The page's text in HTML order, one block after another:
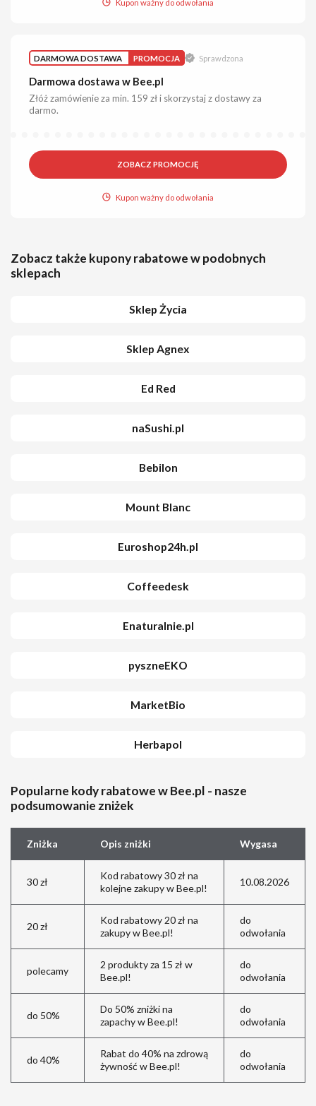
Kupon ważny do odwołania
DARMOWA DOSTAWA PROMOCJA Sprawdzona
Darmowa dostawa w Bee.pl
Złóż zamówienie za min. 159 zł i skorzystaj z dostawy za
darmo.
ZOBACZ PROMOCJĘ
Kupon ważny do odwołania
Zobacz także kupony rabatowe w podobnych
sklepach
Sklep Życia
Sklep Agnex
Ed Red
naSushi.pl
Bebilon
Mount Blanc
Euroshop24h.pl
Coffeedesk
Enaturalnie.pl
pyszneEKO
MarketBio
Herbapol
Popularne kody rabatowe w Bee.pl - nasze
podsumowanie zniżek
Zniżka Opis zniżki Wygasa
30 zł
Kod rabatowy 30 zł na
kolejne zakupy w Bee.pl!
10.08.2026
20 zł
Kod rabatowy 20 zł na
zakupy w Bee.pl!
do
odwołania
polecamy
2 produkty za 15 zł w
Bee.pl!
do
odwołania
do 50%
Do 50% zniżki na
zapachy w Bee.pl!
do
odwołania
do 40%
Rabat do 40% na zdrową
żywność w Bee.pl!
do
odwołania